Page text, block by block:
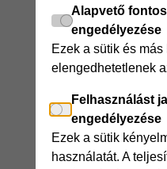
Alapvető
engedélyezése
Ezek a sütik és más
elengedhetetlenek
Felhasználást
engedélyezése
Ezek a sütik
használatát. A